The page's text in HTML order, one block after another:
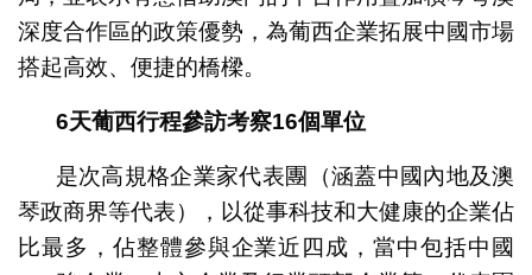
深度合作區的政策優勢，為葡西企業拓展中國市場
搭起高效、便捷的橋樑。
6天葡西行程參訪考察16個單位
是次高規格企業家代表團（涵蓋中國內地及澳
琴政商界等代表），以從事科技和大健康的企業佔
比最多，佔整體參與企業近四成，當中包括中國